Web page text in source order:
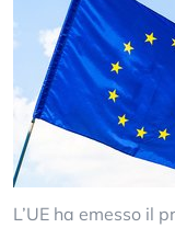
L’UE ha emesso il